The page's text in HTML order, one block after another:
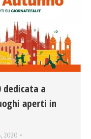
dedicata a
aperti in
2020